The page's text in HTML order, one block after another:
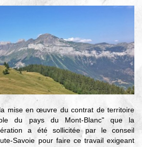
mise en œuvre du contrat de territoire
du pays du Mont-Blanc" que la
a été sollicitée par le conseil
Savoie pour faire ce travail exigeant